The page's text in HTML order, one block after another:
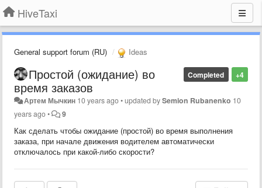
HiveTaxi
General support forum (RU) Ideas
+4
Completed
Простой (ожидание) во
время заказов​
Артем Мычкин 10 years ago•updated bySemion Rubanenko 10
years ago• 9
Как сделать чтобы ожидание (простой) во время выполнения
заказа, при начале движения водителем автоматически
отключалось при какой-либо скорости?